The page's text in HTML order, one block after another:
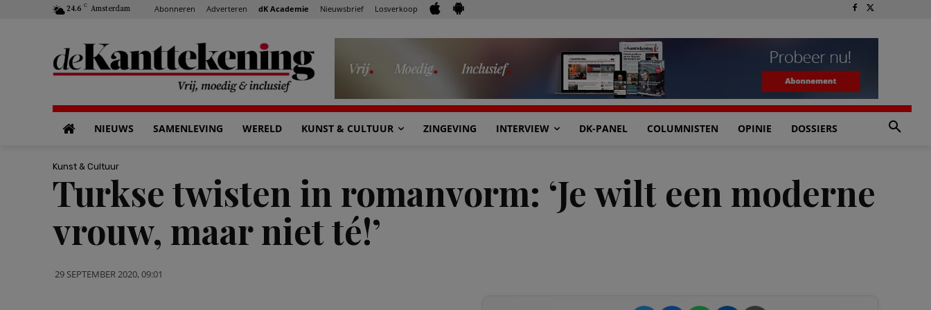
24.6 C Amsterdam Abonneren Adverteren dK Academie Nieuwsbrief Losverkoop
NIEUWS SAMENLEVING WERELD KUNST & CULTUUR ZINGEVING INTERVIEW DK-PANEL COLUMNISTEN OPINIE DOSSIERS
Kunst & Cultuur
Turkse twisten in romanvorm: ‘Je wilt een moderne
vrouw, maar niet té!’
29 SEPTEMBER 2020, 09:01